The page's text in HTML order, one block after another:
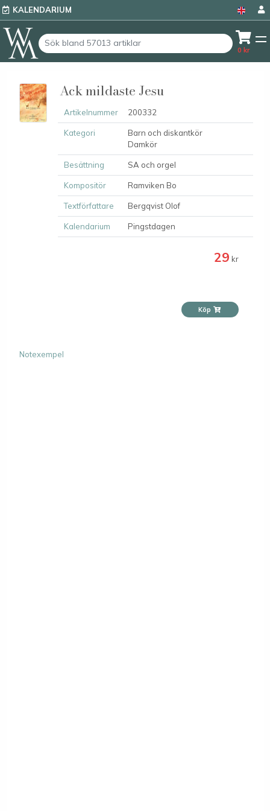
KALENDARIUM
0 kr
Ack mildaste Jesu
Artikelnummer 200332
Kategori
Barn och diskantkör
Damkör
Besättning SA och orgel
Kompositör Ramviken Bo
Textförfattare Bergqvist Olof
Kalendarium Pingstdagen
29 kr
Köp
Notexempel